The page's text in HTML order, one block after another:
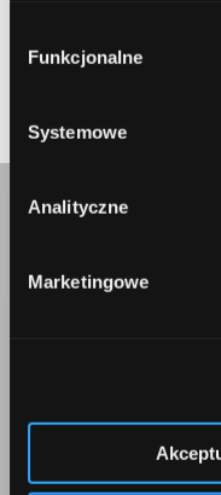
formy korzystania z
zgody
Funkcjonalne
Systemowe
Analityczne
Marketingowe
Comperia.pl S.A.